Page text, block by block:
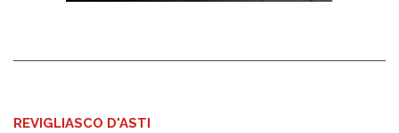
REVIGLIASCO D'ASTI